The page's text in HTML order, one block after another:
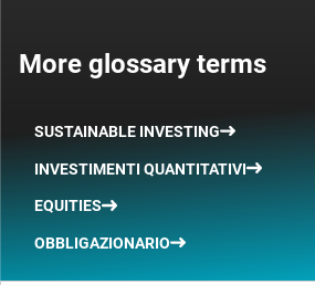
More glossary terms
SUSTAINABLE INVESTING
INVESTIMENTI QUANTITATIVI
EQUITIES
OBBLIGAZIONARIO